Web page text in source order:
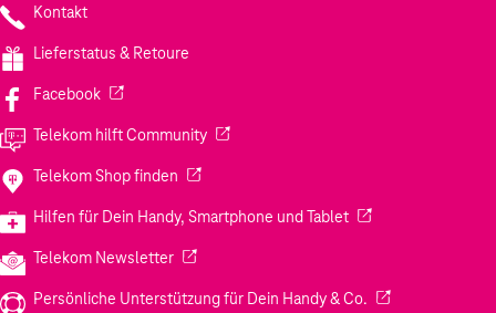
Kontakt
Lieferstatus & Retoure
Facebook(Wird in einem neuen Tab geöffnet)
Telekom hilft Community(Wird in einem neuen Tab geöffnet)
Telekom Shop finden (Wird in einem neuen Tab geöffnet)
Hilfen für Dein Handy, Smartphone und Tablet(Wird in einem
Telekom Newsletter(Wird in einem neuen Tab geöffnet)
Persönliche Unterstützung für Dein Handy & Co. (Wird in einem